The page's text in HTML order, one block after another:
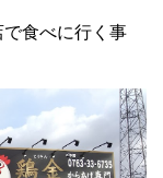
食べに行く事